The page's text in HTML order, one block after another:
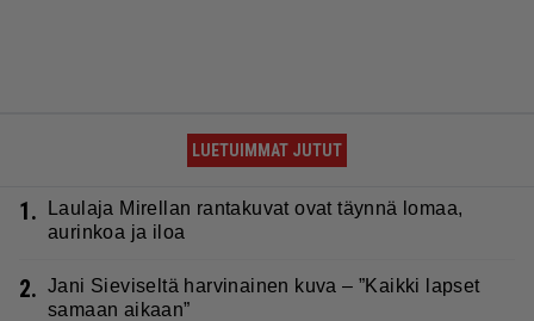
LUETUIMMAT JUTUT
1.
Laulaja Mirellan rantakuvat ovat täynnä lomaa,
aurinkoa ja iloa
2. Jani Sieviseltä harvinainen kuva – ”Kaikki lapset
samaan aikaan”